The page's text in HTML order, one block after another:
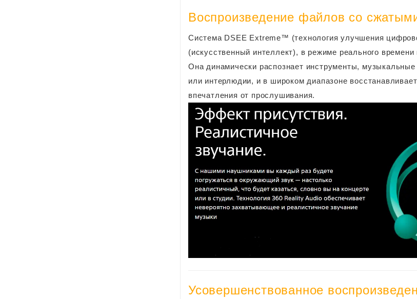
Воспроизведение файлов со
Система DSEE Extreme™ (технология улучшения
(искусственный интеллект), в режиме реального
Она динамически распознает инструменты,
или интерлюдии, и в широком диапазоне
впечатления от прослушивания.
Усовершенствованное